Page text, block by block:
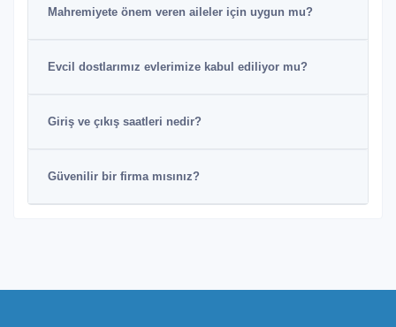
Mahremiyete önem veren aileler için uygun mu?
Evcil dostlarımız evlerimize kabul ediliyor mu?
Giriş ve çıkış saatleri nedir?
Güvenilir bir firma mısınız?